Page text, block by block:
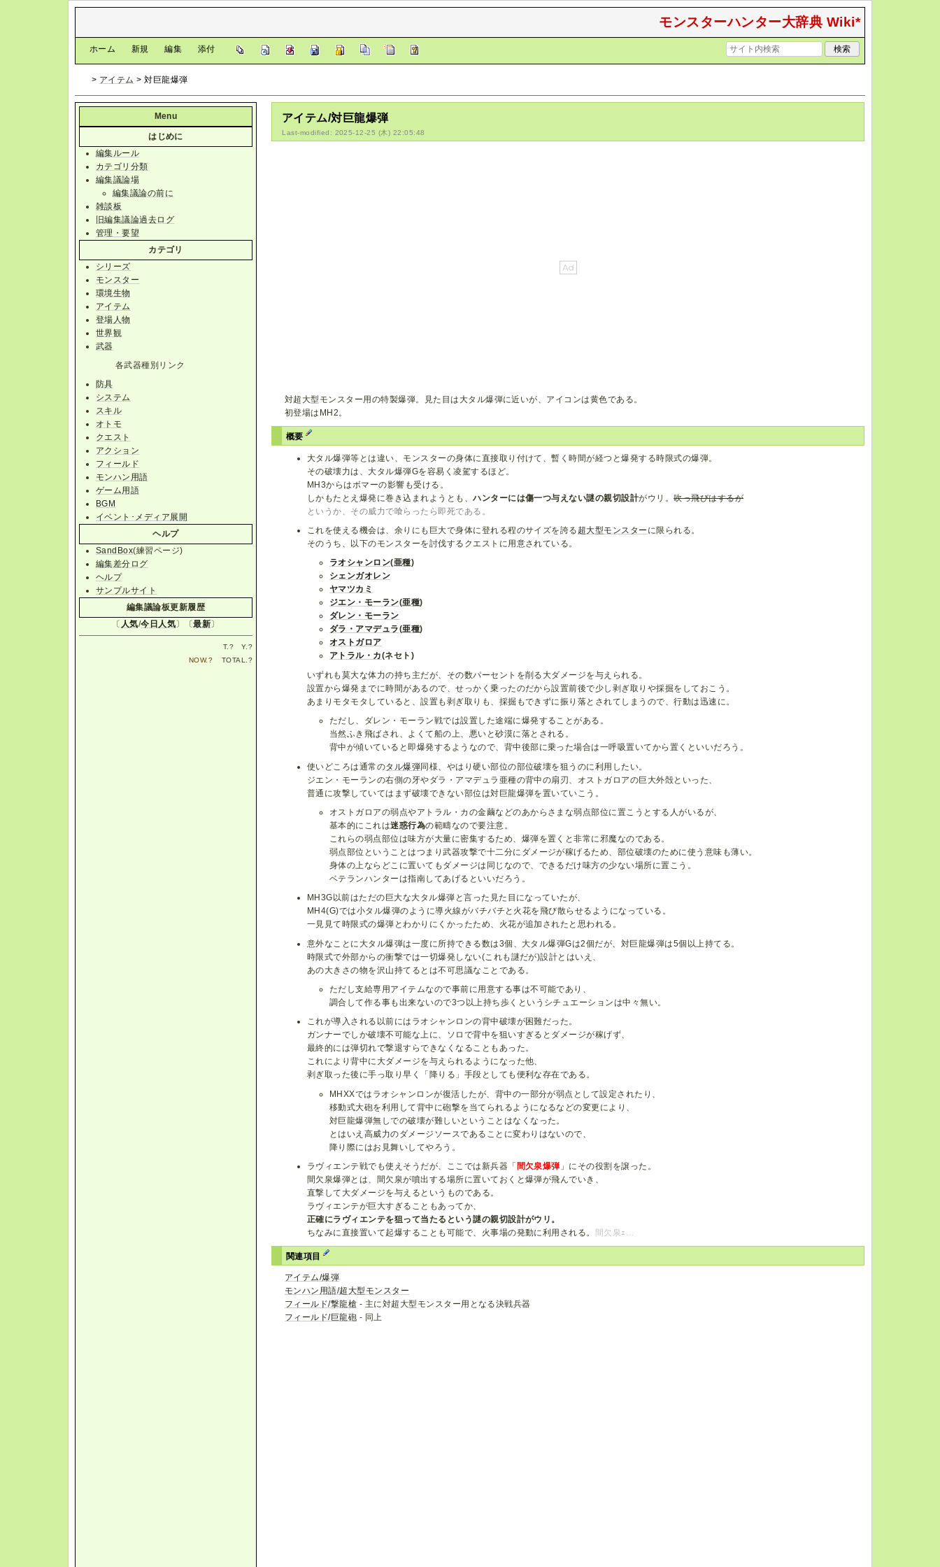
モンスターハンター大辞典 Wiki*
ホーム 新規 編集 添付
> アイテム > 対巨龍爆弾
アイテム/対巨龍爆弾
Last-modified: 2025-12-25 (木) 22:05:48
対超大型モンスター用の特製爆弾。見た目は大タル爆弾に近いが、アイコンは黄色である。
初登場はMH2。
概要
大タル爆弾等とは違い、モンスターの身体に直接取り付けて、暫く時間が経つと爆発する時限式の爆弾。
その破壊力は、大タル爆弾Gを容易く凌駕するほど。
MH3からはボマーの影響も受ける。
しかもたとえ爆発に巻き込まれようとも、ハンターには傷一つ与えない謎の親切設計がウリ。吹っ飛びはするが
というか、その威力で喰らったら即死である。
これを使える機会は、余りにも巨大で身体に登れる程のサイズを誇る 超大型モンスター に限られる。
そのうち、以下のモンスターを討伐するクエストに用意されている。
ラオシャンロン(亜種)
シェンガオレン
ヤマツカミ
ジエン・モーラン(亜種)
ダレン・モーラン
ダラ・アマデュラ(亜種)
オストガロア
アトラル・カ(ネセト)
いずれも莫大な体力の持ち主だが、その数パーセントを削る大ダメージを与えられる。
設置から爆発までに時間があるので、せっかく乗ったのだから設置前後で少し剥ぎ取りや採掘をしておこう。
あまりモタモタしていると、設置も剥ぎ取りも、採掘もできずに振り落とされてしまうので、行動は迅速に。
ただし、ダレン・モーラン戦では設置した途端に爆発することがある。
当然ふき飛ばされ、よくて船の上、悪いと砂漠に落とされる。
背中が傾いていると即爆発するようなので、背中後部に乗った場合は一呼吸置いてから置くといいだろう。
使いどころは通常のタル爆弾同様、やはり硬い部位の部位破壊を狙うのに利用したい。
ジエン・モーランの右側の牙やダラ・アマデュラ亜種の背中の扇刃、オストガロアの巨大外殻といった、
普通に攻撃していてはまず破壊できない部位は対巨龍爆弾を置いていこう。
オストガロアの弱点やアトラル・カの金繭などのあからさまな弱点部位に置こうとする人がいるが、
基本的にこれは迷惑行為の範疇なので要注意。
これらの弱点部位は味方が大量に密集するため、爆弾を置くと非常に邪魔なのである。
弱点部位ということはつまり武器攻撃で十二分にダメージが稼げるため、部位破壊のために使う意味も薄い。
身体の上ならどこに置いてもダメージは同じなので、できるだけ味方の少ない場所に置こう。
ベテランハンターは指南してあげるといいだろう。
MH3G以前はただの巨大な大タル爆弾と言った見た目になっていたが、
MH4(G)では小タル爆弾のように導火線がバチバチと火花を飛び散らせるようになっている。
一見見て時限式の爆弾とわかりにくかったため、火花が追加されたと思われる。
意外なことに大タル爆弾は一度に所持できる数は3個、大タル爆弾Gは2個だが、対巨龍爆弾は5個以上持てる。
時限式で外部からの衝撃では一切爆発しない(これも謎だが)設計とはいえ、
あの大きさの物を沢山持てるとは不可思議なことである。
ただし支給専用アイテムなので事前に用意する事は不可能であり、
調合して作る事も出来ないので3つ以上持ち歩くというシチュエーションは中々無い。
これが導入される以前にはラオシャンロンの背中破壊が困難だった。
ガンナーでしか破壊不可能な上に、ソロで背中を狙いすぎるとダメージが稼げず、
最終的には弾切れで撃退すらできなくなることもあった。
これにより背中に大ダメージを与えられるようになった他、
剥ぎ取った後に手っ取り早く「降りる」手段としても便利な存在である。
MHXXではラオシャンロンが復活したが、背中の一部分が弱点として設定されたり、
移動式大砲を利用して背中に砲撃を当てられるようになるなどの変更により、
対巨龍爆弾無しでの破壊が難しいということはなくなった。
とはいえ高威力のダメージソースであることに変わりはないので、
降り際にはお見舞いしてやろう。
ラヴィエンテ戦でも使えそうだが、ここでは新兵器「 間欠泉爆弾 」にその役割を譲った。
間欠泉爆弾とは、間欠泉が噴出する場所に置いておくと爆弾が飛んでいき、
直撃して大ダメージを与えるというものである。
ラヴィエンテが巨大すぎることもあってか、
正確にラヴィエンテを狙って当たるという謎の親切設計がウリ。
ちなみに直接置いて起爆することも可能で、火事場の発動に利用される。
間欠泉ｪ…
関連項目
アイテム/爆弾
モンハン用語/超大型モンスター
フィールド/撃龍槍 - 主に対超大型モンスター用となる決戦兵器
フィールド/巨龍砲 - 同上
Menu
はじめに
編集ルール
カテゴリ分類
編集議論場
編集議論の前に
雑談板
旧編集議論過去ログ
管理・要望
カテゴリ
シリーズ
モンスター
環境生物
アイテム
登場人物
世界観
武器
各武器種別リンク
防具
システム
スキル
オトモ
クエスト
アクション
フィールド
モンハン用語
ゲーム用語
BGM
イベント･メディア展開
ヘルプ
SandBox(練習ページ)
編集差分ログ
ヘルプ
サンプルサイト
編集議論板更新履歴
〔 人気/今日人気〕〔最新〕
T. ? Y. ?
NOW.? TOTAL. ?